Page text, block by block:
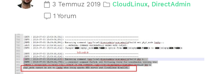
3 Temmuz 2019 CloudLinux, DirectAdmin
1 Yorum